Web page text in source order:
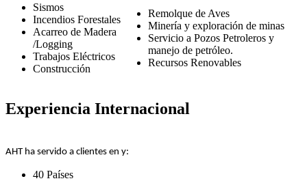
Sismos
Incendios Forestales
Acarreo de Madera
/Logging
Trabajos Eléctricos
Construcción
Remolque de Aves
Minería y exploración de minas
Servicio a Pozos Petroleros y
manejo de petróleo.
Recursos Renovables
Experiencia Internacional
AHT ha servido a clientes en y:
40 Países